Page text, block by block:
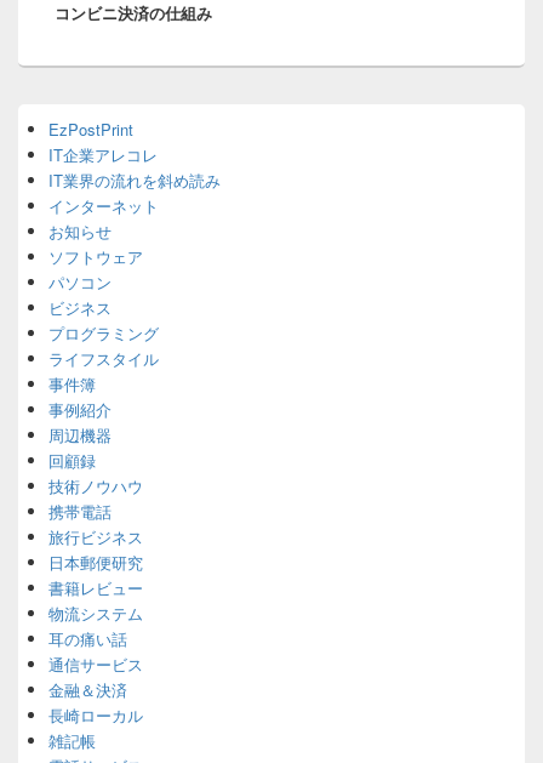
シ
post:
コンビニ決済の仕組み
Sidebar
Widget
Area
EzPostPrint
IT企業アレコレ
IT業界の流れを斜め読み
インターネット
お知らせ
ソフトウェア
パソコン
ビジネス
プログラミング
ライフスタイル
事件簿
事例紹介
周辺機器
回顧録
技術ノウハウ
携帯電話
旅行ビジネス
日本郵便研究
書籍レビュー
物流システム
耳の痛い話
通信サービス
金融＆決済
長崎ローカル
雑記帳